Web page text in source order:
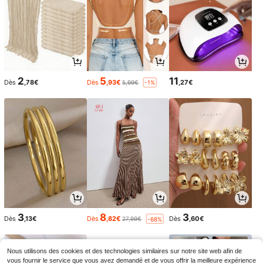
Dès 2 ,78€ Dès 5 ,93€ 5,99€ -1% 11 ,27€
Dès 3,13€ Dès8 ,82€ 27,99€ -68% Dès 3,60€
Nous utilisons des cookies et des technologies similaires sur notre site web afin de
vous fournir le service que vous avez demandé et de vous offrir la meilleure expérience